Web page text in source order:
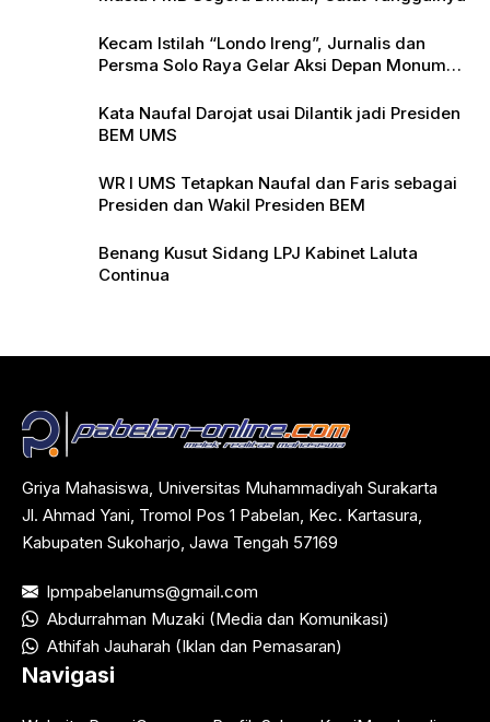
Kecam Istilah “Londo Ireng”, Jurnalis dan
Persma Solo Raya Gelar Aksi Depan Monumen
Kata Naufal Darojat usai Dilantik jadi Presiden
BEM UMS
WR I UMS Tetapkan Naufal dan Faris sebagai
Presiden dan Wakil Presiden BEM
Benang Kusut Sidang LPJ Kabinet Laluta
Continua
Griya Mahasiswa, Universitas Muhammadiyah Surakarta
Jl. Ahmad Yani, Tromol Pos 1 Pabelan, Kec. Kartasura,
Kabupaten Sukoharjo, Jawa Tengah 57169
lpmpabelanums@gmail.com
Abdurrahman Muzaki (Media dan Komunikasi)
Athifah Jauharah (Iklan dan Pemasaran)
Navigasi